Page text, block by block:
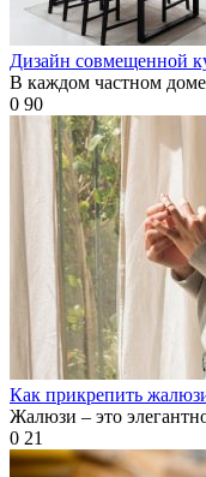
Дизайн совмещенной
В каждом частном
0 90
Как прикрепить
Жалюзи – это
0 21